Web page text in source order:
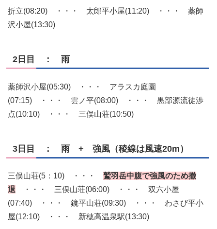
折立(08:20) ・・・ 太郎平小屋(11:20) ・・・ 薬師
沢小屋(13:30)
2日目 ： 雨
薬師沢小屋(05:30) ・・・ アラスカ庭園
(07:15) ・・・ 雲ノ平(08:00) ・・・ 黒部源流徒渉
点(10:10) ・・・ 三俣山荘(10:50)
3日目 ： 雨 + 強風（稜線は風速20m）
三俣山荘(5：10) ・・・ 鷲羽岳中腹で強風のため撤
退 ・・・ 三俣山荘(06:00) ・・・ 双六小屋
(07:40) ・・・ 鏡平山荘(09:30) ・・・ わさび平小
屋(12:10) ・・・ 新穂高温泉駅(13:30)